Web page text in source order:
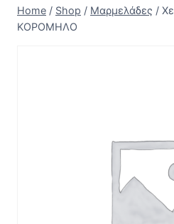
Home / Shop / Μαρμελάδες /
ΚΟΡΟΜΗΛΟ